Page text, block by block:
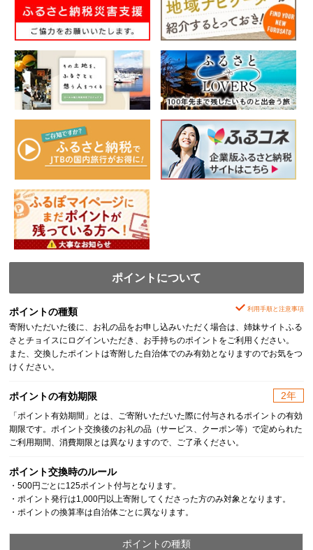
ポイントについて
ポイントの種類 利用手順と注意事項
寄附いただいた後に、お礼の品をお申し込みいただく場合は、姉妹サイトふる
さとチョイスにログインいただき、お手持ちのポイントをご利用ください。
また、交換したポイントは寄附した自治体でのみ有効となりますのでお気をつ
けください。
ポイントの有効期限 2年
「ポイント有効期間」とは、ご寄附いただいた際に付与されるポイントの有効
期限です。ポイント交換後のお礼の品（サービス、クーポン等）で定められた
ご利用期間、消費期限とは異なりますので、ご了承ください。
ポイント交換時のルール
・500円ごとに125ポイント付与となります。
・ポイント発行は1,000円以上寄附してくださった方のみ対象となります。
・ポイントの換算率は自治体ごとに異なります。
ポイントの種類